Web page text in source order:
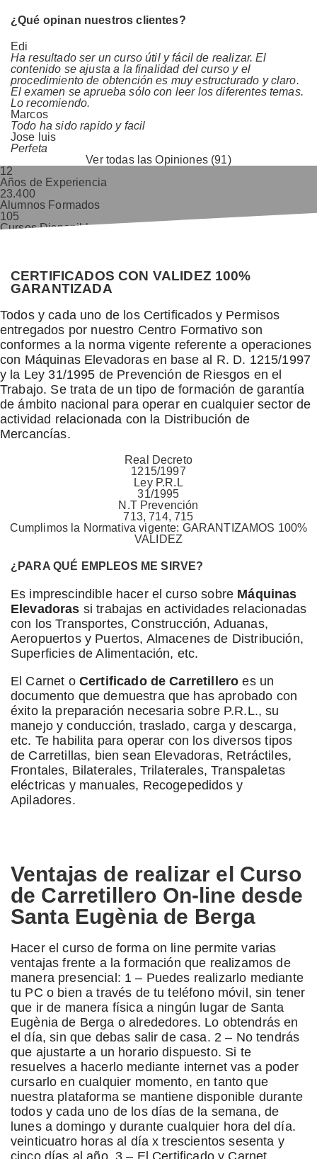
¿Qué opinan nuestros clientes?
Edi
Ha resultado ser un curso útil y fácil de realizar. El
contenido se ajusta a la finalidad del curso y el
procedimiento de obtención es muy estructurado y claro.
El examen se aprueba sólo con leer los diferentes temas.
Lo recomiendo.
Marcos
Todo ha sido rapido y facil
Jose luis
Perfeta
Ver todas las Opiniones (91)
12
Años de Experiencia
23.400
Alumnos Formados
105
Cursos Disponibles
CERTIFICADOS CON VALIDEZ 100%
GARANTIZADA
Todos y cada uno de los Certificados y Permisos
entregados por nuestro Centro Formativo son
conformes a la norma vigente referente a operaciones
con Máquinas Elevadoras en base al R. D. 1215/1997
y la Ley 31/1995 de Prevención de Riesgos en el
Trabajo. Se trata de un tipo de formación de garantía
de ámbito nacional para operar en cualquier sector de
actividad relacionada con la Distribución de
Mercancías.
Real Decreto
1215/1997
Ley P.R.L
31/1995
N.T Prevención
713, 714, 715
Cumplimos la Normativa vigente: GARANTIZAMOS 100%
VALIDEZ
¿PARA QUÉ EMPLEOS ME SIRVE?
Es imprescindible hacer el curso sobre Máquinas
Elevadoras si trabajas en actividades relacionadas
con los Transportes, Construcción, Aduanas,
Aeropuertos y Puertos, Almacenes de Distribución,
Superficies de Alimentación, etc.
El Carnet o Certificado de Carretillero es un
documento que demuestra que has aprobado con
éxito la preparación necesaria sobre P.R.L., su
manejo y conducción, traslado, carga y descarga,
etc. Te habilita para operar con los diversos tipos
de Carretillas, bien sean Elevadoras, Retráctiles,
Frontales, Bilaterales, Trilaterales, Transpaletas
eléctricas y manuales, Recogepedidos y
Apiladores.
Ventajas de realizar el Curso
de Carretillero On-line desde
Santa Eugènia de Berga
Hacer el curso de forma on line permite varias
ventajas frente a la formación que realizamos de
manera presencial: 1 – Puedes realizarlo mediante
tu PC o bien a través de tu teléfono móvil, sin tener
que ir de manera física a ningún lugar de Santa
Eugènia de Berga o alrededores. Lo obtendrás en
el día, sin que debas salir de casa. 2 – No tendrás
que ajustarte a un horario dispuesto. Si te
resuelves a hacerlo mediante internet vas a poder
cursarlo en cualquier momento, en tanto que
nuestra plataforma se mantiene disponible durante
todos y cada uno de los días de la semana, de
lunes a domingo y durante cualquier hora del día.
veinticuatro horas al día x trescientos sesenta y